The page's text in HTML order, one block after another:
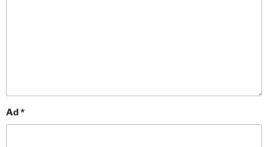
Ad *